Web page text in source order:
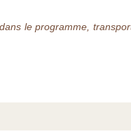
le programme,